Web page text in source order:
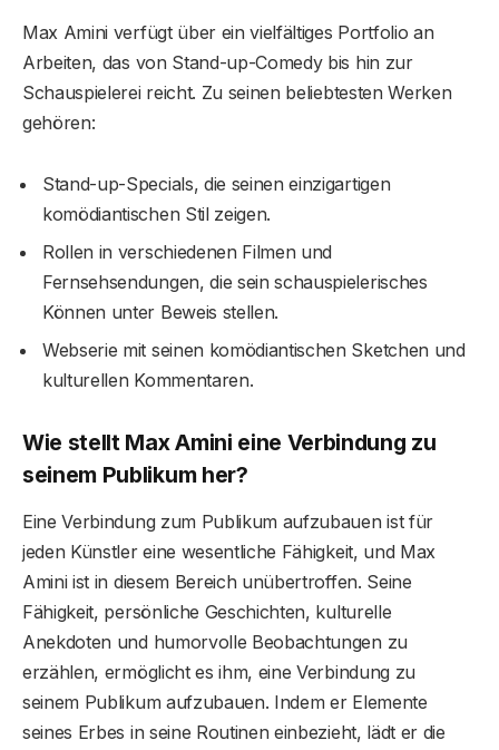
Max Amini verfügt über ein vielfältiges Portfolio an
Arbeiten, das von Stand-up-Comedy bis hin zur
Schauspielerei reicht. Zu seinen beliebtesten Werken
gehören:
Stand-up-Specials, die seinen einzigartigen
komödiantischen Stil zeigen.
Rollen in verschiedenen Filmen und
Fernsehsendungen, die sein schauspielerisches
Können unter Beweis stellen.
Webserie mit seinen komödiantischen Sketchen und
kulturellen Kommentaren.
Wie stellt Max Amini eine Verbindung zu
seinem Publikum her?
Eine Verbindung zum Publikum aufzubauen ist für
jeden Künstler eine wesentliche Fähigkeit, und Max
Amini ist in diesem Bereich unübertroffen. Seine
Fähigkeit, persönliche Geschichten, kulturelle
Anekdoten und humorvolle Beobachtungen zu
erzählen, ermöglicht es ihm, eine Verbindung zu
seinem Publikum aufzubauen. Indem er Elemente
seines Erbes in seine Routinen einbezieht, lädt er die